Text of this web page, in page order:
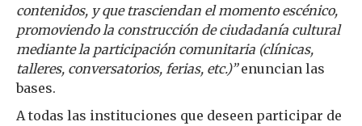
contenidos, y que trasciendan el momento escénico,
promoviendo la construcción de ciudadanía cultural
mediante la participación comunitaria (clínicas,
talleres, conversatorios, ferias, etc.)”enuncian las
bases.
A todas las instituciones que deseen participar de